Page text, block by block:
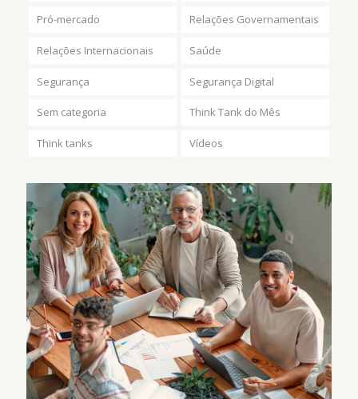
Pró-mercado Relações Governamentais
Relações Internacionais Saúde
Segurança Segurança Digital
Sem categoria Think Tank do Mês
Think tanks Vídeos